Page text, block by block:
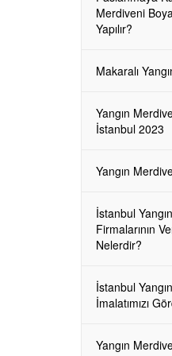
Merdiveni
Yapılır?
Makaralı
Yangın
İstanbul 2023
Yangın
İstanbul
Firmalarının
Nelerdir?
İstanbul
İmalatımızı
Yangın